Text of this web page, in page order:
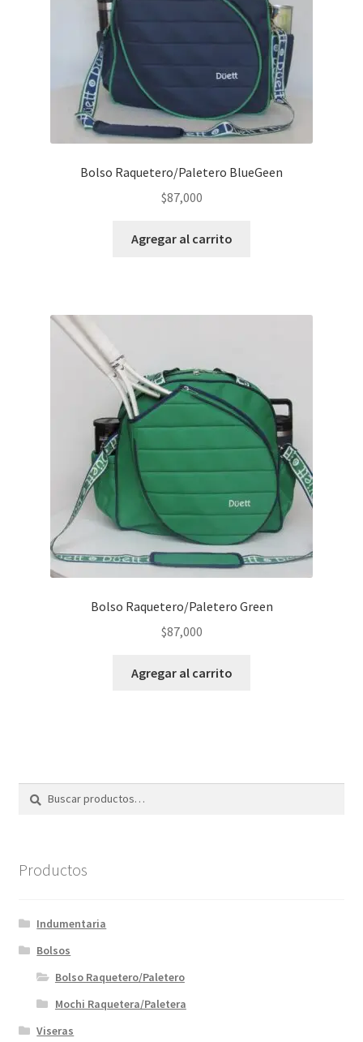
Bolso Raquetero/Paletero BlueGeen
$87,000
Agregar al carrito
Bolso Raquetero/Paletero Green
$87,000
Agregar al carrito
Buscar
Buscar
Productos
Indumentaria
Bolsos
Bolso Raquetero/Paletero
Mochi Raquetera/Paletera
Viseras